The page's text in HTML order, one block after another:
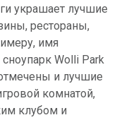
украшает лучшие
рестораны,
имя
Wolli Park
и лучшие
комнатой,
клубом и